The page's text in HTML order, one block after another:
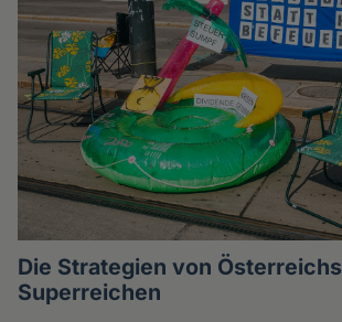
Die Strategien von Österreichs
Superreichen